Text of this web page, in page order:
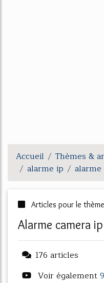
Accueil
Thèmes &
alarme ip
alarme
Articles pour le
alarme camera ip
176 articles
Voir également